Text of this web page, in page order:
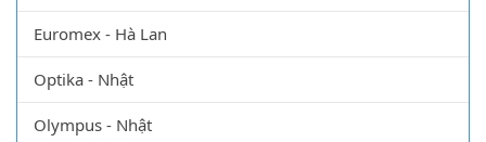
Daihan - Hàn Quốc
Hamilton-Anh
Euromex - Hà Lan